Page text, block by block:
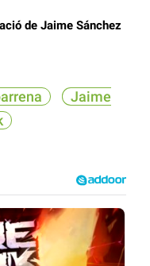
de Jaime Sánchez
Jaime